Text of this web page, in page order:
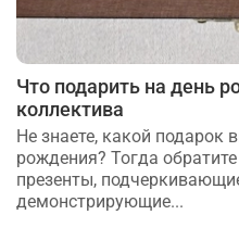
Что подарить на день
коллектива
Не знаете, какой подарок
рождения? Тогда
презенты,
демонстрирующие...